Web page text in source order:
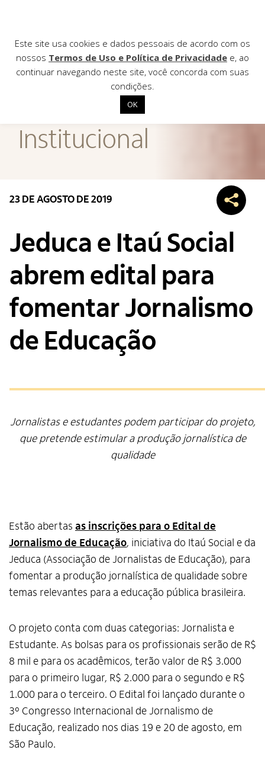
Institucional
Editais
Contato
Institucional
23 DE AGOSTO DE 2019
Jeduca e Itaú Social
abrem edital para
fomentar Jornalismo
de Educação
Jornalistas e estudantes podem participar do projeto,
que pretende estimular a produção jornalística de
qualidade
Estão abertas as inscrições para o Edital de
Jornalismo de Educação, iniciativa do Itaú Social e da
Jeduca (Associação de Jornalistas de Educação), para
fomentar a produção jornalística de qualidade sobre
temas relevantes para a educação pública brasileira.
O projeto conta com duas categorias: Jornalista e
Estudante. As bolsas para os profissionais serão de R$
8 mil e para os acadêmicos, terão valor de R$ 3.000
para o primeiro lugar, R$ 2.000 para o segundo e R$
1.000 para o terceiro. O Edital foi lançado durante o
3º Congresso Internacional de Jornalismo de
Educação, realizado nos dias 19 e 20 de agosto, em
São Paulo.
Este site usa cookies e dados pessoais de acordo com os
nossos Termos de Uso e Política de Privacidade e, ao
continuar navegando neste site, você concorda com suas
condições.
OK